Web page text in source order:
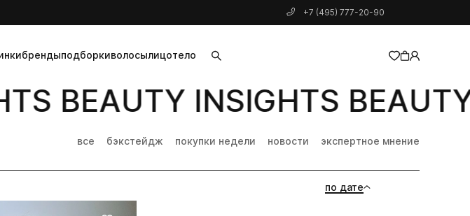
+7 (495) 777-20-90
брендыподборкиволосылицотело
добавлен в корзину
BEAUTY INSIGHTS
все бэкстейдж покупки недели новости экспертное мнение
по дате